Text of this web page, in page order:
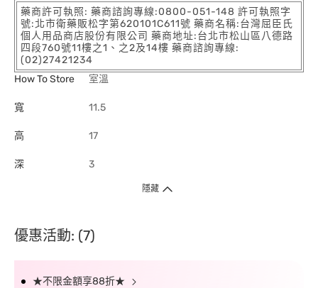
藥商許可執照: 藥商諮詢專線:0800-051-148 許可執照字
號:北市衛藥販松字第620101C611號 藥商名稱:台灣屈臣氏
個人用品商店股份有限公司 藥商地址:台北市松山區八德路
四段760號11樓之1、之2及14樓 藥商諮詢專線:
(02)27421234
How To Store
室溫
寬 11.5
高 17
深 3
隱藏
優惠活動: (7)
★不限金額享88折★